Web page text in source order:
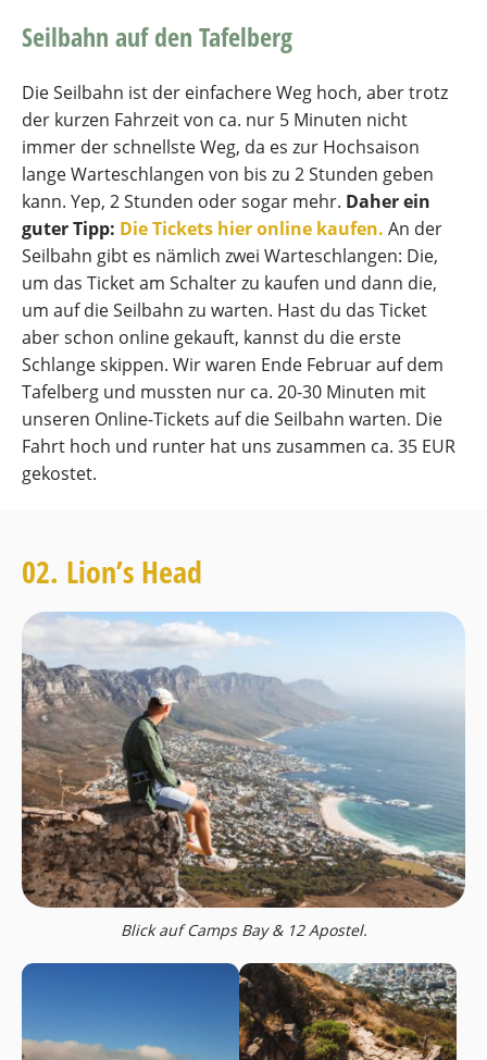
Seilbahn auf den Tafelberg
Die Seilbahn ist der einfachere Weg hoch, aber trotz
der kurzen Fahrzeit von ca. nur 5 Minuten nicht
immer der schnellste Weg, da es zur Hochsaison
lange Warteschlangen von bis zu 2 Stunden geben
kann. Yep, 2 Stunden oder sogar mehr. Daher ein
guter Tipp: Die Tickets hier online kaufen. An der
Seilbahn gibt es nämlich zwei Warteschlangen: Die,
um das Ticket am Schalter zu kaufen und dann die,
um auf die Seilbahn zu warten. Hast du das Ticket
aber schon online gekauft, kannst du die erste
Schlange skippen. Wir waren Ende Februar auf dem
Tafelberg und mussten nur ca. 20-30 Minuten mit
unseren Online-Tickets auf die Seilbahn warten. Die
Fahrt hoch und runter hat uns zusammen ca. 35 EUR
gekostet.
02. Lion’s Head
Blick auf Camps Bay & 12 Apostel.